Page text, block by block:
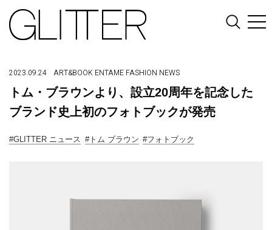
2023.09.24 ART&BOOK ENTAME FASHION NEWS
トム・ブラウンより、設立20周年を記念した
ブランド史上初のフォトブックが発売
#GLITTER ニュース #トム ブラウン #フォトブック